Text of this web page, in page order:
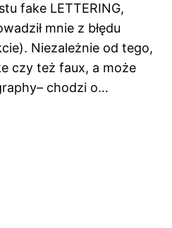
fake LETTERING,
mnie z błędu
Niezależnie od tego,
czy też faux, a może
chodzi o…